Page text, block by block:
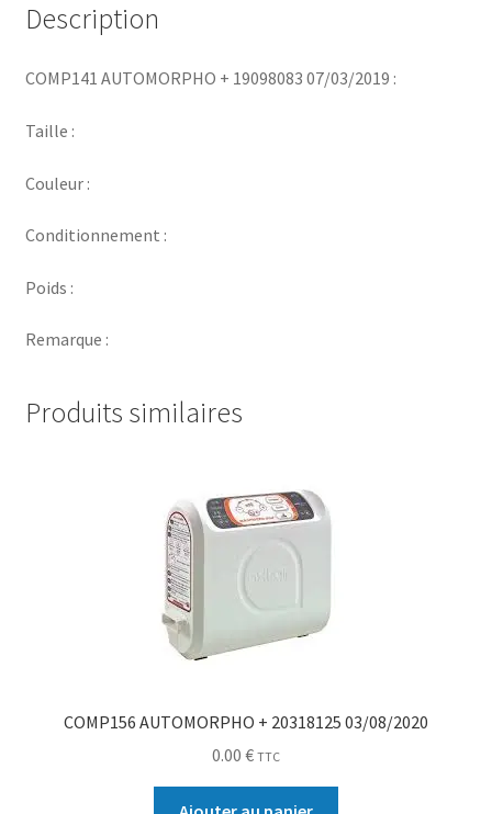
Description
COMP141 AUTOMORPHO + 19098083 07/03/2019 :
Taille :
Couleur :
Conditionnement :
Poids :
Remarque :
Produits similaires
COMP156 AUTOMORPHO + 20318125 03/08/2020
0.00 € TTC